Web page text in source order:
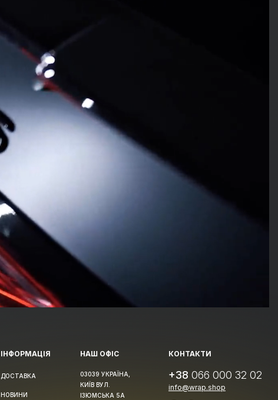
ІНФОРМАЦІЯ
ДОСТАВКА
НОВИНИ
НАШ ОФІС
03039 УКРАЇНА,
КИЇВ ВУЛ.
ІЗЮМСЬКА 5А
КОНТАКТИ
+38 066 000 32 02
info@wrap.shop